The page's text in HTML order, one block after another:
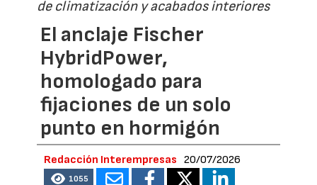
de climatización y acabados interiores
El anclaje Fischer
HybridPower,
homologado para
fijaciones de un solo
punto en hormigón
Redacción Interempresas 20/07/2026
1055